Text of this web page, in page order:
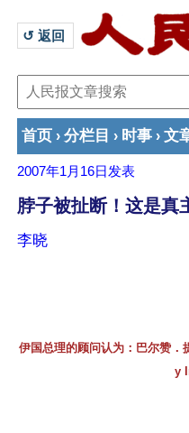
↺ 返回
首页 › 分栏目 › 时事 › 文
2007年1月16日 发表
脖子被扯断！这是真
李晓
伊国总理的顾问认为：巴尔赞．
y